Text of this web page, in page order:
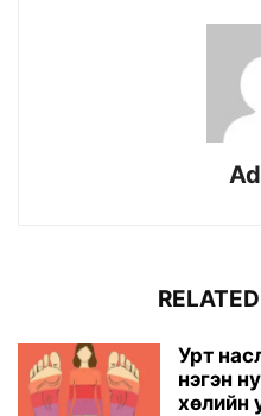
Урт
нэгэн
хөлийн